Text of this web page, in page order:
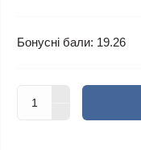
Бонусні бали: 19.26